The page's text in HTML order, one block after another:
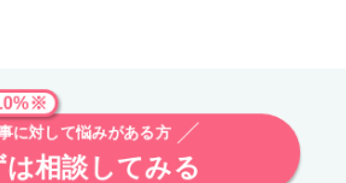
に対して悩みがある方
は相談してみる